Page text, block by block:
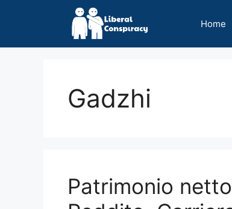
Home
Gadzhi
Patrimonio